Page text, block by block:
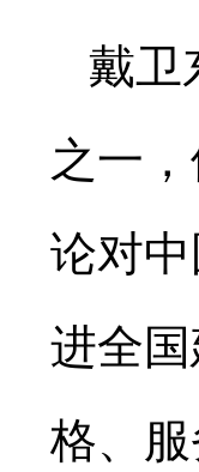
戴卫
之一
论对
进全
格、